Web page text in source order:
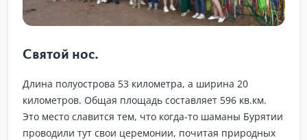
Святой нос.
Длина полуострова 53 километра, а ширина 20
километров. Общая площадь составляет 596 кв.км.
Это место славится тем, что когда-то шаманы Бурятии
проводили тут свои церемонии, почитая природных